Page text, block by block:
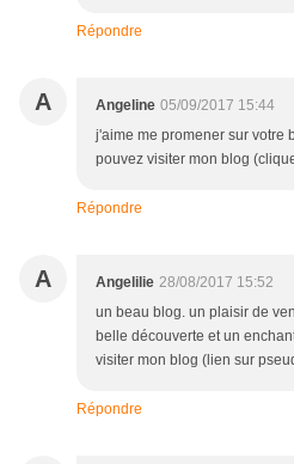
Répondre
A Angeline 05/09/2017 15:44
j'aime me promener sur votre
pouvez visiter mon blog
Répondre
A Angelilie 28/08/2017 15:52
un beau blog. un plaisir de
belle découverte et un
visiter mon blog (lien sur
Répondre